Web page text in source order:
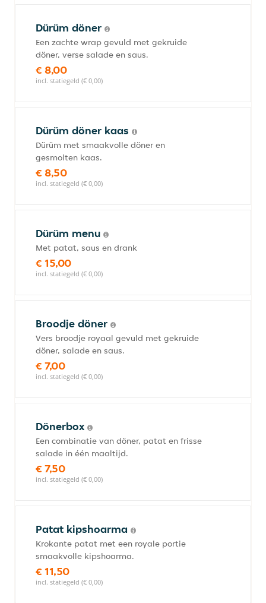
Dürüm döner
Een zachte wrap gevuld met gekruide
döner, verse salade en saus.
€ 8,00
incl. statiegeld (€ 0,00)
Dürüm döner kaas
Dürüm met smaakvolle döner en
gesmolten kaas.
€ 8,50
incl. statiegeld (€ 0,00)
Dürüm menu
Met patat, saus en drank
€ 15,00
incl. statiegeld (€ 0,00)
Broodje döner
Vers broodje royaal gevuld met gekruide
döner, salade en saus.
€ 7,00
incl. statiegeld (€ 0,00)
Dönerbox
Een combinatie van döner, patat en frisse
salade in één maaltijd.
€ 7,50
incl. statiegeld (€ 0,00)
Patat kipshoarma
Krokante patat met een royale portie
smaakvolle kipshoarma.
€ 11,50
incl. statiegeld (€ 0,00)